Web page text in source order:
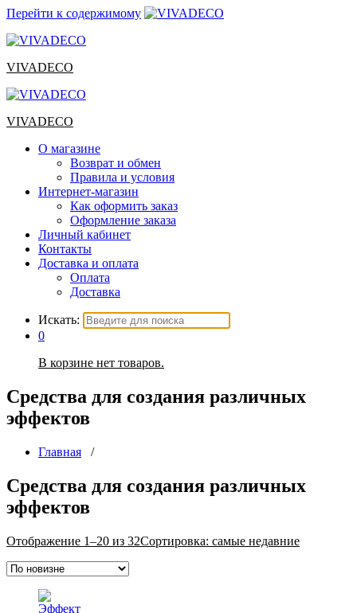
Перейти к содержимому
VIVADECO
VIVADECO
О магазине
Возврат и обмен
Правила и условия
Интернет-магазин
Как оформить заказ
Оформление заказа
Личный кабинет
Контакты
Доставка и оплата
Оплата
Доставка
Искать:
0
В корзине нет товаров.
Средства для создания различных
эффектов
Главная /
Средства для создания различных
эффектов
Отображение 1–20 из 32Сортировка: самые недавние